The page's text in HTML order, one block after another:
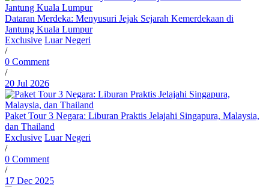
Dataran Merdeka: Menyusuri Jejak Sejarah Kemerdekaan di
Jantung Kuala Lumpur
Exclusive Luar Negeri
/
0 Comment
/
20 Jul 2026
Paket Tour 3 Negara: Liburan Praktis Jelajahi Singapura, Malaysia,
dan Thailand
Exclusive Luar Negeri
/
0 Comment
/
17 Dec 2025